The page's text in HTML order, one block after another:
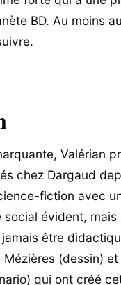
BD. Au moins
Valérian
chez Dargaud
fiction avec
social évident, mais
être
(dessin) et
qui ont créé